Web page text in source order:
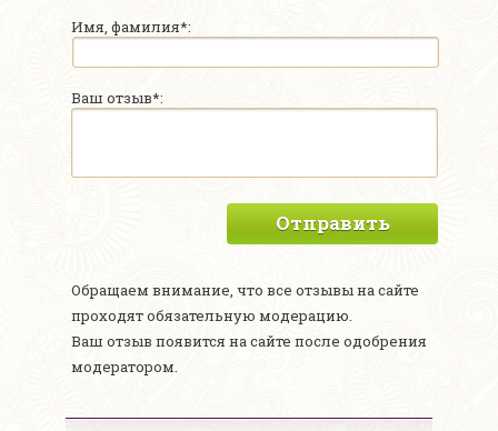
Имя, фамилия*:
Ваш отзыв*:
Отправить
Обращаем внимание, что все отзывы на сайте
проходят обязательную модерацию.
Ваш отзыв появится на сайте после одобрения
модератором.